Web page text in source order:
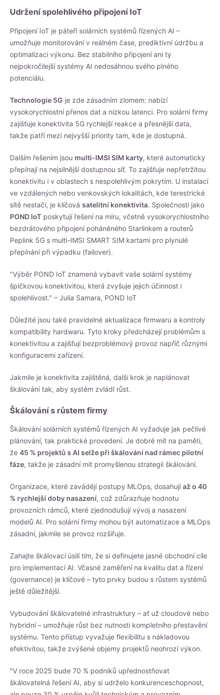
Udržení spolehlivého připojení IoT
Připojení IoT je páteří solárních systémů řízených AI –
umožňuje monitorování v reálném čase, prediktivní údržbu a
optimalizaci výkonu. Bez stabilního připojení ani ty
nejpokročilejší systémy AI nedosáhnou svého plného
potenciálu.
Technologie 5G je zde zásadním zlomem: nabízí
vysokorychlostní přenos dat a nízkou latenci. Pro solární firmy
zajišťuje konektivita 5G rychlejší reakce a přesnější data,
takže patří mezi nejvyšší priority tam, kde je dostupná.
Dalším řešením jsou multi-IMSI SIM karty, které automaticky
přepínají na nejsilnější dostupnou síť. To zajišťuje nepřetržitou
konektivitu i v oblastech s nespolehlivým pokrytím. U instalací
ve vzdálených nebo venkovských lokalitách, kde terestrické
sítě nestačí, je klíčová satelitní konektivita. Společnosti jako
POND IoT poskytují řešení na míru, včetně vysokorychlostního
bezdrátového připojení poháněného Starlinkem a routerů
Peplink 5G s multi-IMSI SMART SIM kartami pro plynulé
přepínání při výpadku (failover).
"Výběr POND IoT znamená vybavit vaše solární systémy
špičkovou konektivitou, která zvyšuje jejich účinnost i
spolehlivost." – Julia Samara, POND IoT
Důležité jsou také pravidelné aktualizace firmwaru a kontroly
kompatibility hardwaru. Tyto kroky předcházejí problémům s
konektivitou a zajišťují bezproblémový provoz napříč různými
konfiguracemi zařízení.
Jakmile je konektivita zajištěná, další krok je naplánovat
škálování tak, aby systém zvládl růst.
Škálování s růstem firmy
Škálování solárních systémů řízených AI vyžaduje jak pečlivé
plánování, tak praktické provedení. Je dobré mít na paměti,
že 45 % projektů s AI selže při škálování nad rámec pilotní
fáze, takže je zásadní mít promyšlenou strategii škálování.
Organizace, které zavádějí postupy MLOps, dosahujíaž o 40
% rychlejší doby nasazení, což zdůrazňuje hodnotu
provozních rámců, které zjednodušují vývoj a nasazení
modelů AI. Pro solární firmy mohou být automatizace a MLOps
zásadní, jakmile se provoz rozšiřuje.
Zahajte škálovací úsilí tím, že si definujete jasné obchodní cíle
pro implementaci AI. Včasné zaměření na kvalitu dat a řízení
(governance) je klíčové – tyto prvky budou s růstem systémů
ještě důležitější.
Vybudování škálovatelné infrastruktury – ať už cloudové nebo
hybridní – umožňuje růst bez nutnosti kompletního přestavění
systému. Tento přístup vyvažuje flexibilitu s nákladovou
efektivitou, takže zvýšené objemy projektů neohrozí výkon.
"V roce 2025 bude 70 % podniků upřednostňovat
škálovatelná řešení AI, aby si udrželo konkurenceschopnost,